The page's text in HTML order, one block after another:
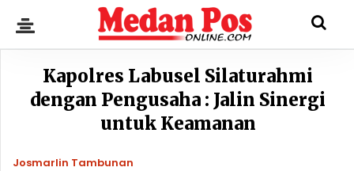
Kapolres Labusel Silaturahmi
dengan Pengusaha : Jalin Sinergi
untuk Keamanan
Josmarlin Tambunan